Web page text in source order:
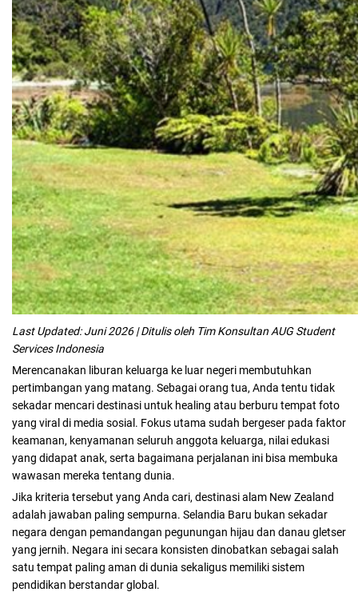
Last Updated: Juni 2026 | Ditulis oleh Tim Konsultan AUG Student
Services Indonesia
Merencanakan liburan keluarga ke luar negeri membutuhkan
pertimbangan yang matang. Sebagai orang tua, Anda tentu tidak
sekadar mencari destinasi untuk healing atau berburu tempat foto
yang viral di media sosial. Fokus utama sudah bergeser pada faktor
keamanan, kenyamanan seluruh anggota keluarga, nilai edukasi
yang didapat anak, serta bagaimana perjalanan ini bisa membuka
wawasan mereka tentang dunia.
Jika kriteria tersebut yang Anda cari, destinasi alam New Zealand
adalah jawaban paling sempurna. Selandia Baru bukan sekadar
negara dengan pemandangan pegunungan hijau dan danau gletser
yang jernih. Negara ini secara konsisten dinobatkan sebagai salah
satu tempat paling aman di dunia sekaligus memiliki sistem
pendidikan berstandar global.